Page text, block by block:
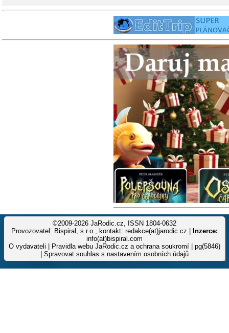
©2009-2026 JaRodic.cz, ISSN 1804-0632
Provozovatel: Bispiral, s.r.o., kontakt: redakce(at)jarodic.cz |
Inzerce:
info(at)bispiral.com
O vydavateli
Pravidla webu JaRodic.cz a ochrana soukromí | pg(5846)
Spravovat souhlas s nastavením osobních údajů